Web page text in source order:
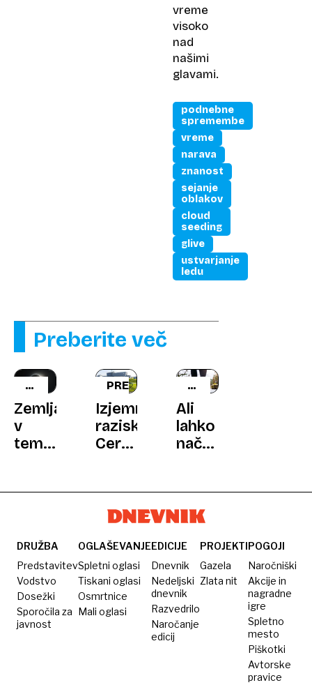
vreme
visoko
nad
našimi
glavami.
podnebne
spremembe
vreme
narava
znanost
sejanje
oblakov
cloud
seeding
glive
ustvarjanje
ledu
Preberite več
SPEKTAKEL
NEBU
Zemlja
v
temi:
sta
sončna
mrka
stoletja,
ki ju
ne
smete
PREIZKUS
Izjemno:
raziskovalci
Cerna
zgodovini
prepeljali
s
tovornjakom
NOVA
RAZISKAVA
Ali
lahko
način
naše
počutje?
so
presenetili
znanstvenike
DRUŽBA
Predstavitev
Vodstvo
Dosežki
Sporočila za
javnost
OGLAŠEVANJE
Spletni oglasi
Tiskani oglasi
Osmrtnice
Mali oglasi
EDICIJE
Dnevnik
Nedeljski
dnevnik
Razvedrilo
Naročanje
edicij
PROJEKTI
Gazela
Zlata nit
POGOJI
Naročniški
Akcije in
nagradne
igre
Spletno
mesto
Piškotki
Avtorske
pravice